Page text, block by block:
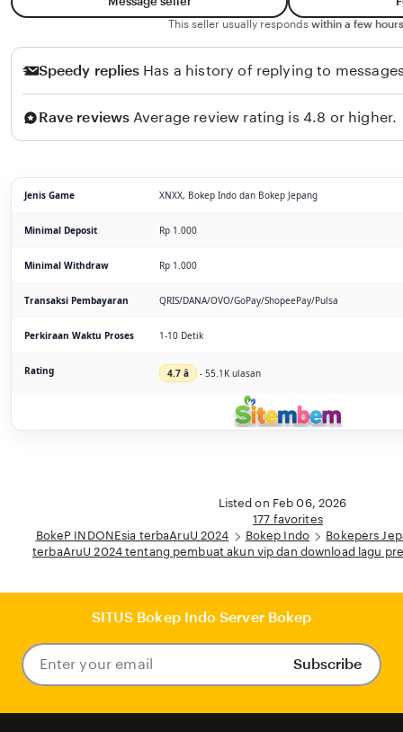
This seller usually responds within a few
Speedy replies Has a history of replying to
Rave reviews Average review rating is 4.8 or higher.
Jenis Game XNXX, Bokep Indo dan Bokep Jepang
Minimal Deposit Rp 1.000
Minimal Withdraw Rp 1.000
Transaksi Pembayaran QRIS/DANA/OVO/GoPay/ShopeePay/Pulsa
Perkiraan Waktu Proses 1-10 Detik
Rating 4.7 â­ - 55.1K ulasan
Listed on Feb 06, 2026
177 favorites
BokeP INDONEsia terbaAruU 2024
Bokep Indo
Bokepers
terbaAruU 2024 tentang pembuat akun vip dan download lagu
SITUS Bokep Indo Server Bokep
Enter
your
Subscribe